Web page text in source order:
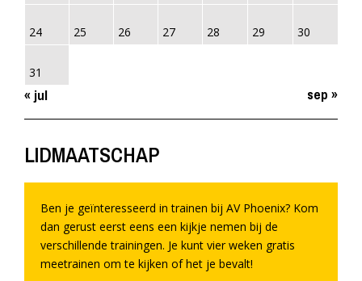
24 25 26 27 28 29 30
31
« jul sep »
LIDMAATSCHAP
Ben je geïnteresseerd in trainen bij AV Phoenix? Kom
dan gerust eerst eens een kijkje nemen bij de
verschillende trainingen. Je kunt vier weken gratis
meetrainen om te kijken of het je bevalt!